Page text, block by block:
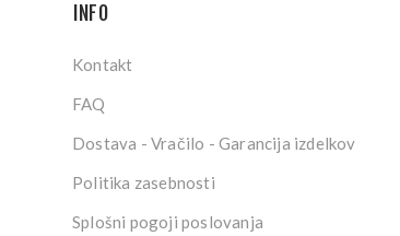
INFO
Kontakt
FAQ
Dostava - Vračilo - Garancija izdelkov
Politika zasebnosti
Splošni pogoji poslovanja